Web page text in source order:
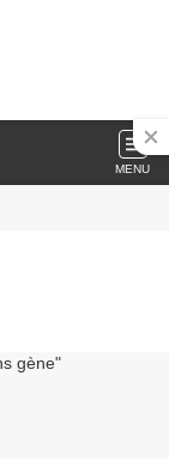
MENU